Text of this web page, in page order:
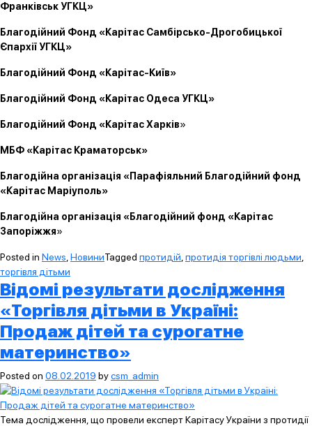
Франківськ УГКЦ»
Благодійний Фонд «Карітас Самбірсько-Дрогобицької
Єпархії УГКЦ»
Благодійний Фонд «Карітас-Київ»
Благодійний Фонд «Карітас Одеса УГКЦ»
Благодійний Фонд «Карітас Харків»
МБФ «Карітас Краматорськ»
Благодійна організація «Парафіяльний Благодійний фонд
«Карітас Маріуполь»
Благодійна організація «Благодійний фонд «Карітас
Запоріжжя»
Posted in News НовиниTagged протидій протидія торгівлі людьми
торгівля дітьми
Відомі результати дослідження
«Торгівля дітьми в Україні:
Продаж дітей та сурогатне
материнство»
Posted on 08.02.2019 bycsm_admin
Тема дослідження, що провели експерт Карітасу України з протидії